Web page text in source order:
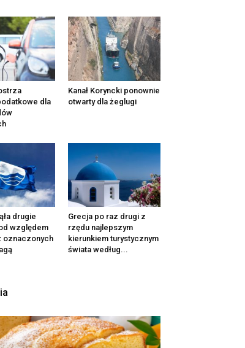
dla
Kanał Koryncki ponownie
otwarty dla żeglugi
drugie
względem
oznaczonych
Grecja po raz drugi z
rzędu najlepszym
kierunkiem turystycznym
świata według...